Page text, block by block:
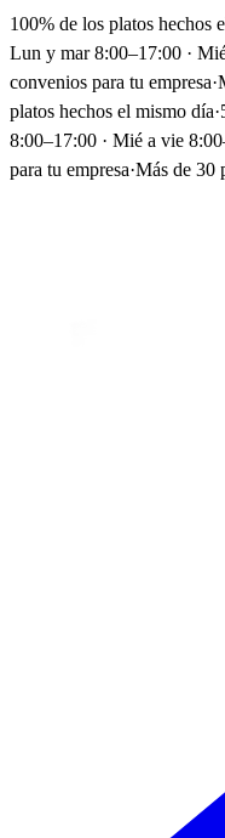
100% de los platos hechos
Lun y mar 8:00–17:00 ·
convenios para tu empresa·
platos hechos el mismo día·
8:00–17:00 · Mié a vie
para tu empresa·Más de 30